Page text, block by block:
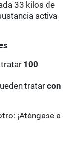
33 kilos de
activa
tratar 100
tratarcon
¡Aténgase a